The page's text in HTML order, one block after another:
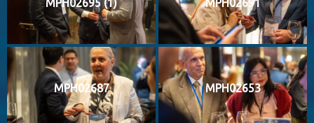
MPH02695 (1) MPH02691
MPH02687 MPH02653